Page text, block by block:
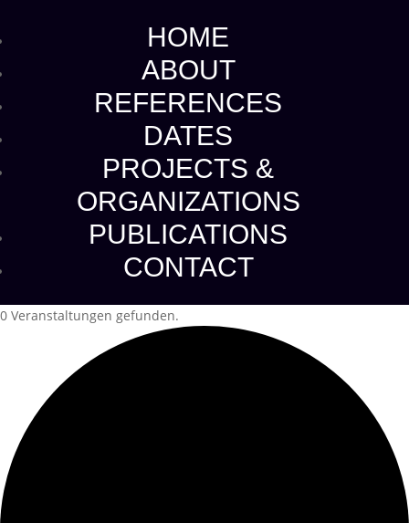
HOME
ABOUT
REFERENCES
DATES
PROJECTS &
ORGANIZATIONS
PUBLICATIONS
CONTACT
0 Veranstaltungen gefunden.